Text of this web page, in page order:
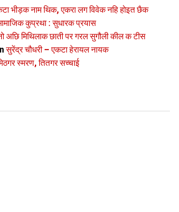
भीड़क नाम थिक, एकरा लग विवेक नहि होइत छैक
कुप्रथा : सुधारक प्रयास
अछि मिथिलाक छाती पर गरल सुगौली कील क टीस
सुरेंद्र चौधरी – एकटा हेरायल नायक
स्‍मरण, तितगर सच्‍चाई